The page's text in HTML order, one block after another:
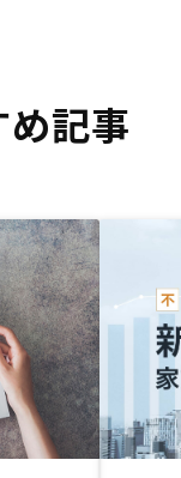
記事